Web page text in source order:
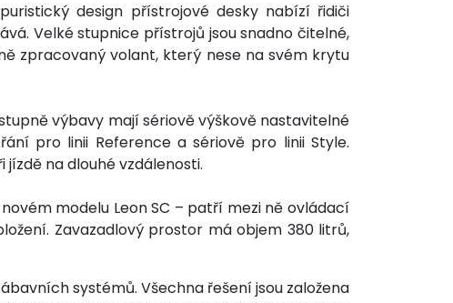
design přístrojové desky nabízí řidiči
Velké stupnice přístrojů jsou snadno čitelné,
zpracovaný volant, který nese na svém krytu
výbavy mají sériově výškově nastavitelné
pro linii Reference a sériově pro linii Style.
na dlouhé vzdálenosti.
modelu Leon SC – patří mezi ně ovládací
Zavazadlový prostor má objem 380 litrů,
systémů. Všechna řešení jsou založena